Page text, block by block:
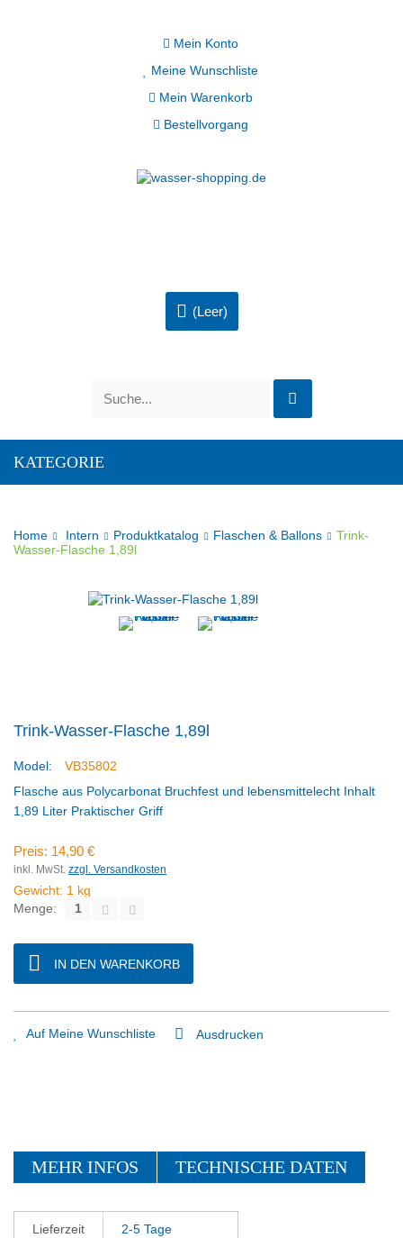
Mein Konto
Meine Wunschliste
Mein Warenkorb
Bestellvorgang
(Leer)
KATEGORIE
Home Intern Produktkatalog Flaschen & Ballons
Trink-
Wasser-Flasche 1,89l
Trink-Wasser-Flasche 1,89l
Model:
VB35802
Flasche aus Polycarbonat Bruchfest und lebensmittelecht Inhalt
1,89 Liter Praktischer Griff
Preis: 14,90 €
inkl. MwSt. zzgl. Versandkosten
Gewicht: 1 kg
Menge:
IN DEN WARENKORB
Auf Meine Wunschliste Ausdrucken
MEHR INFOS TECHNISCHE DATEN
Lieferzeit 2-5 Tage